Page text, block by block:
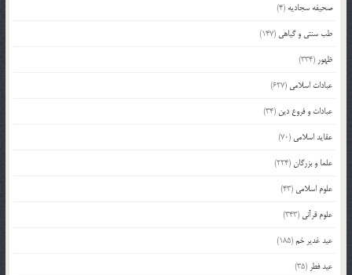
صحیفه سجادیه (4)
طب سنتی و گیاهی (147)
ظهور (334)
عبادات اسلامی (627)
عبادات و فروع دین (34)
عقاید اسلامی (70)
علما و بزرگان(224)
علوم اسلامی (43)
علوم قرآنی (343)
عید غدیر خم(185)
عید فطر (35)